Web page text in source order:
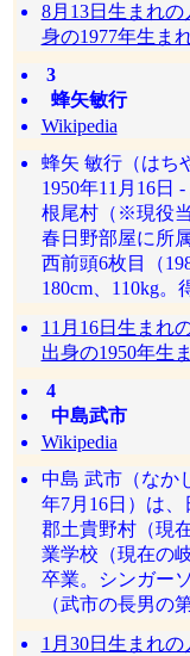
8月13日生まれの
身の1977年生ま
3
蜂矢敏行
Wikipedia
蜂矢 敏行（はち
1950年11月16日
根尾村（※現役
春日野部屋に所
西前頭6枚目（
180cm、110kg。
11月16日生まれ
出身の1950年生
4
中島武市
Wikipedia
中島 武市（なか
年7月16日）は
郡土貴野村（現
業学校（現在の
卒業。シンガー
（武市の長男の
1月30日生まれの